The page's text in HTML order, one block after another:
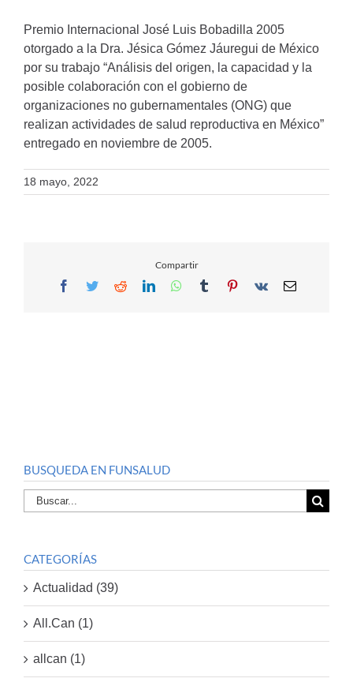
Premio Internacional José Luis Bobadilla 2005
otorgado a la Dra. Jésica Gómez Jáuregui de México
por su trabajo “Análisis del origen, la capacidad y la
posible colaboración con el gobierno de
organizaciones no gubernamentales (ONG) que
realizan actividades de salud reproductiva en México”
entregado en noviembre de 2005.
18 mayo, 2022
Compartir
Facebook
TwitterRedditLinkedInWhatsApp
TumblrPinterest
Vk Email
BUSQUEDA EN FUNSALUD
Buscar
por:
CATEGORÍAS
Actualidad (39)
All.Can (1)
allcan (1)